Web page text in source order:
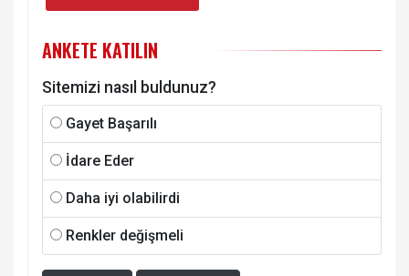
ANKETE KATILIN
Sitemizi nasıl buldunuz?
Gayet Başarılı
İdare Eder
Daha iyi olabilirdi
Renkler değişmeli